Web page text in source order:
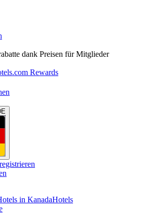
dank Preisen für Mitglieder
Rewards
in KanadaHotels